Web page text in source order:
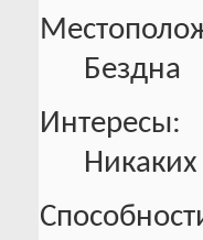
Бездна
Интересы:
Никаких